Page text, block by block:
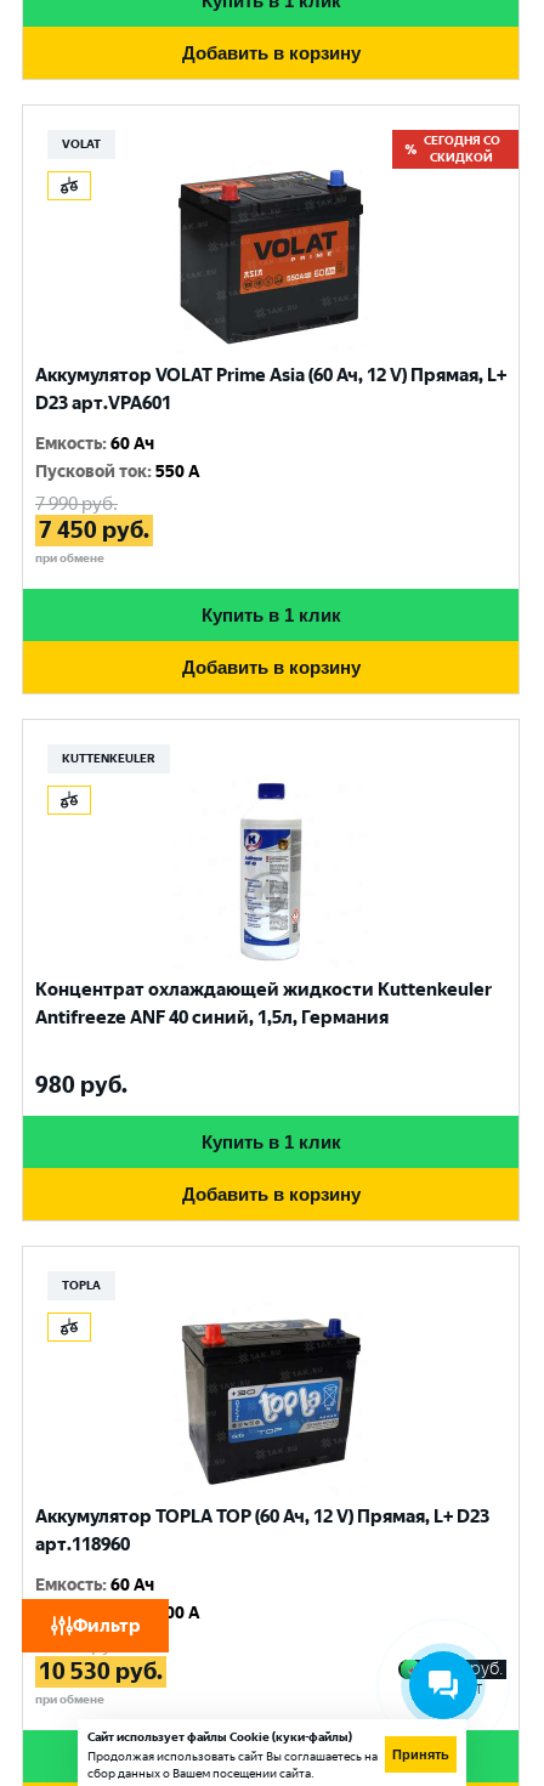
Фильтр
Добавить в корзину
VOLAT
СЕГОДНЯ СО
СКИДКОЙ
Аккумулятор VOLAT Prime Asia (60 Ач, 12 V) Прямая, L+
D23 арт.VPA601
Емкость:60 Ач
Пусковой ток:550 A
7 990руб.
7 450 руб.
при обмене
Купить в 1 клик
Добавить в корзину
KUTTENKEULER
Концентрат охлаждающей жидкости Kuttenkeuler
Antifreeze ANF 40 синий, 1,5л, Германия
980 руб.
Купить в 1 клик
Добавить в корзину
TOPLA
Аккумулятор TOPLA TOP (60 Ач, 12 V) Прямая, L+ D23
арт.118960
Емкость:60 Ач
Пусковой ток
600 A
10 530 руб.
при обмене
2 768 руб.
в Сплит
Купить в 1 клик
Сайт использует файлы Cookie (куки-файлы)
Продолжая использовать сайт Вы соглашаетесь на
сбор данных о Вашем посещении сайта.
Принять